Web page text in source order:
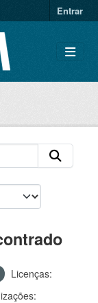
Entrar
Licenças: